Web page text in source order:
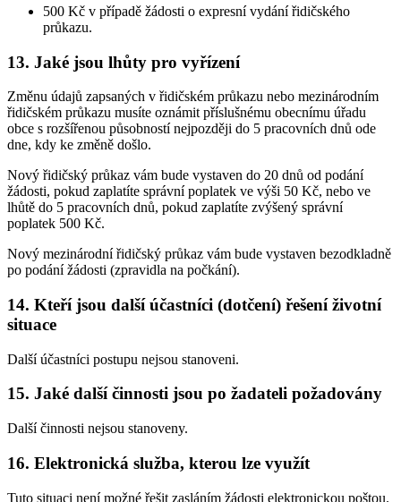
500 Kč v případě žádosti o expresní vydání řidičského
průkazu.
13. Jaké jsou lhůty pro vyřízení
Změnu údajů zapsaných v řidičském průkazu nebo mezinárodním
řidičském průkazu musíte oznámit příslušnému obecnímu úřadu
obce s rozšířenou působností nejpozději do 5 pracovních dnů ode
dne, kdy ke změně došlo.
Nový řidičský průkaz vám bude vystaven do 20 dnů od podání
žádosti, pokud zaplatíte správní poplatek ve výši 50 Kč, nebo ve
lhůtě do 5 pracovních dnů, pokud zaplatíte zvýšený správní
poplatek 500 Kč.
Nový mezinárodní řidičský průkaz vám bude vystaven bezodkladně
po podání žádosti (zpravidla na počkání).
14. Kteří jsou další účastníci (dotčení) řešení životní
situace
Další účastníci postupu nejsou stanoveni.
15. Jaké další činnosti jsou po žadateli požadovány
Další činnosti nejsou stanoveny.
16. Elektronická služba, kterou lze využít
Tuto situaci není možné řešit zasláním žádosti elektronickou poštou.